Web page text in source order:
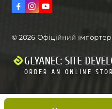
© 2026 Офіційний імпортер
GLYANEC: SITE
ORDER AN ONLINE